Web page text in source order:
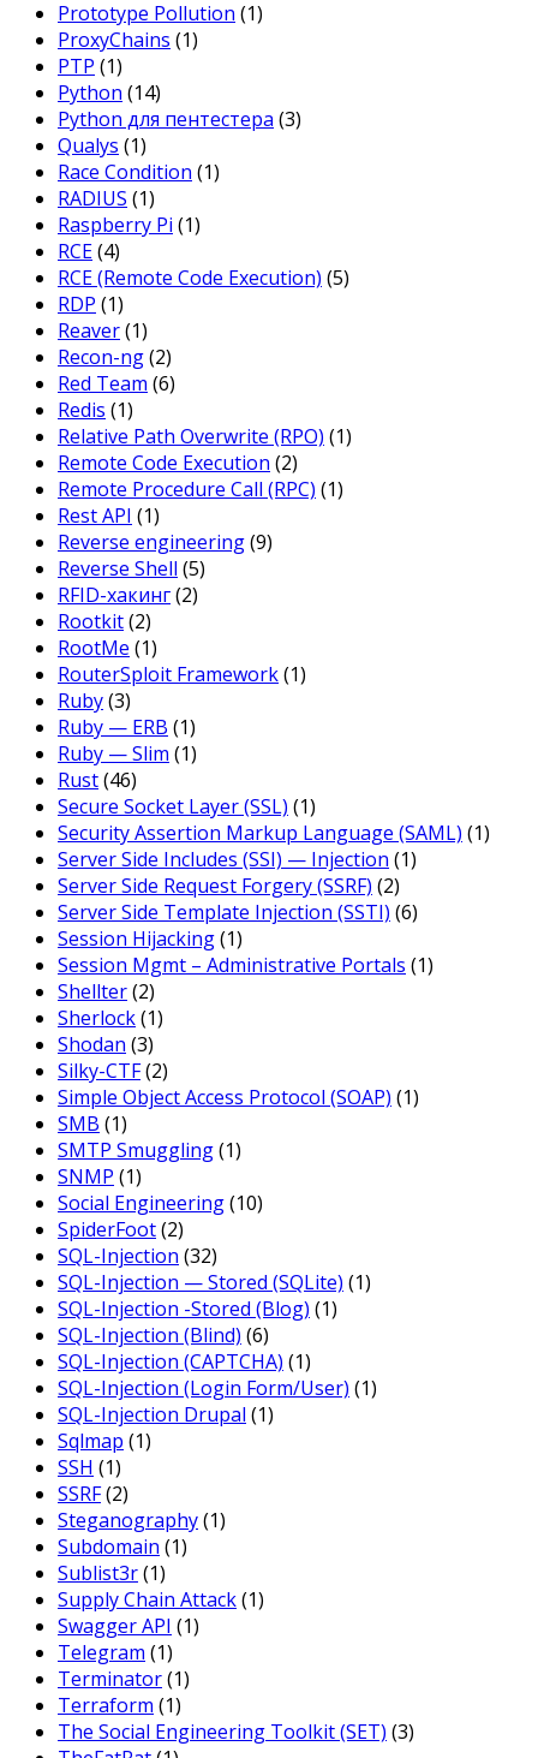
Prototype Pollution (1)
ProxyChains (1)
PTP (1)
Python (14)
Python для пентестера (3)
Qualys (1)
Race Condition (1)
RADIUS (1)
Raspberry Pi (1)
RCE(4)
RCE (Remote Code Execution) (5)
RDP (1)
Reaver(1)
Recon-ng(2)
Red Team (6)
Redis (1)
Relative Path Overwrite (RPO) (1)
Remote Code Execution (2)
Remote Procedure Call (RPC) (1)
Rest API (1)
Reverse engineering(9)
Reverse Shell (5)
RFID-хакинг(2)
Rootkit(2)
RootMe (1)
RouterSploit Framework(1)
Ruby(3)
Ruby — ERB (1)
Ruby — Slim (1)
Rust(46)
Secure Socket Layer (SSL) (1)
Security Assertion Markup Language (SAML) (1)
Server Side Includes (SSI) — Injection (1)
Server Side Request Forgery (SSRF) (2)
Server Side Template Injection (SSTI) (6)
Session Hijacking(1)
Session Mgmt – Administrative Portals (1)
Shellter(2)
Sherlock(1)
Shodan (3)
Silky-CTF(2)
Simple Object Access Protocol (SOAP) (1)
SMB (1)
SMTP Smuggling(1)
SNMP (1)
Social Engineering(10)
SpiderFoot(2)
SQL-Injection (32)
SQL-Injection — Stored (SQLite) (1)
SQL-Injection -Stored (Blog) (1)
SQL-Injection (Blind) (6)
SQL-Injection (CAPTCHA) (1)
SQL-Injection (Login Form/User) (1)
SQL-Injection Drupal (1)
Sqlmap (1)
SSH (1)
SSRF(2)
Steganography(1)
Subdomain (1)
Sublist3r(1)
Supply Chain Attack(1)
Swagger API (1)
Telegram (1)
Terminator(1)
Terraform (1)
The Social Engineering Toolkit (SET) (3)